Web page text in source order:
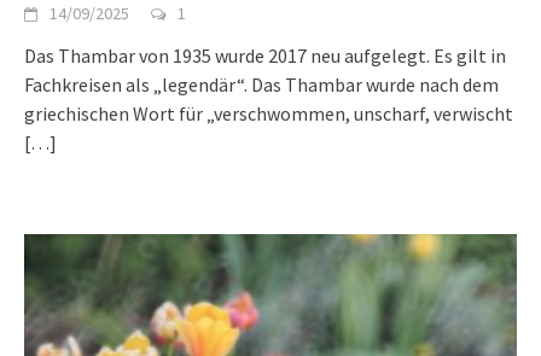
14/09/2025 1
Das Thambar von 1935 wurde 2017 neu aufgelegt. Es gilt in
Fachkreisen als „legendär“. Das Thambar wurde nach dem
griechischen Wort für „verschwommen, unscharf, verwischt
[…]